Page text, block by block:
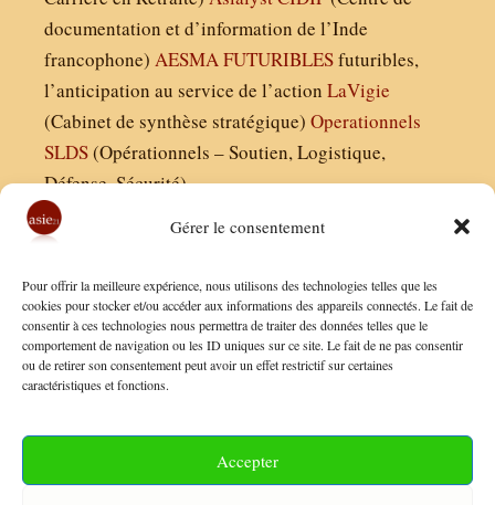
Gérer le consentement
Pour offrir la meilleure expérience, nous utilisons des technologies telles que les
cookies pour stocker et/ou accéder aux informations des appareils connectés. Le fait de
consentir à ces technologies nous permettra de traiter des données telles que le
comportement de navigation ou les ID uniques sur ce site. Le fait de ne pas consentir
ou de retirer son consentement peut avoir un effet restrictif sur certaines
caractéristiques et fonctions.
Accepter
documentation et d’information de l’Inde
francophone) AESMAFUTURIBLESfuturibles,
l’anticipation au service de l’action LaVigie
(Cabinet de synthèse stratégique) Operationnels
SLDS(Opérationnels – Soutien, Logistique,
Défense, Sécurité)
Finaldées EURL
Siège social : 13 avenue Boudon, 75016, Paris
Nous contacter
Conditions Générales de Vente
Politique de Confidentialité